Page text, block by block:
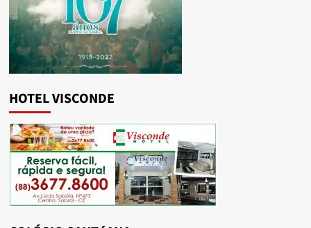
HOTEL VISCONDE